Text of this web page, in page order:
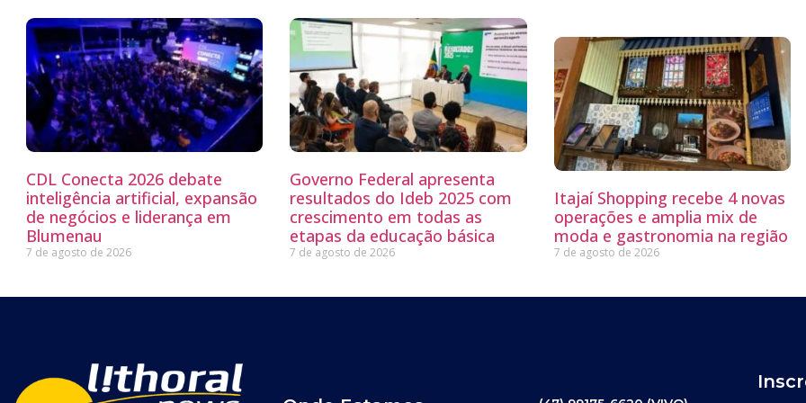
CDL Conecta 2026 debate
inteligência artificial, expansão
de negócios e liderança em
Blumenau
7 de agosto de 2026
Governo Federal apresenta
resultados do Ideb 2025 com
crescimento em todas as
etapas da educação básica
7 de agosto de 2026
Itajaí Shopping recebe 4 novas
operações e amplia mix de
moda e gastronomia na região
7 de agosto de 2026